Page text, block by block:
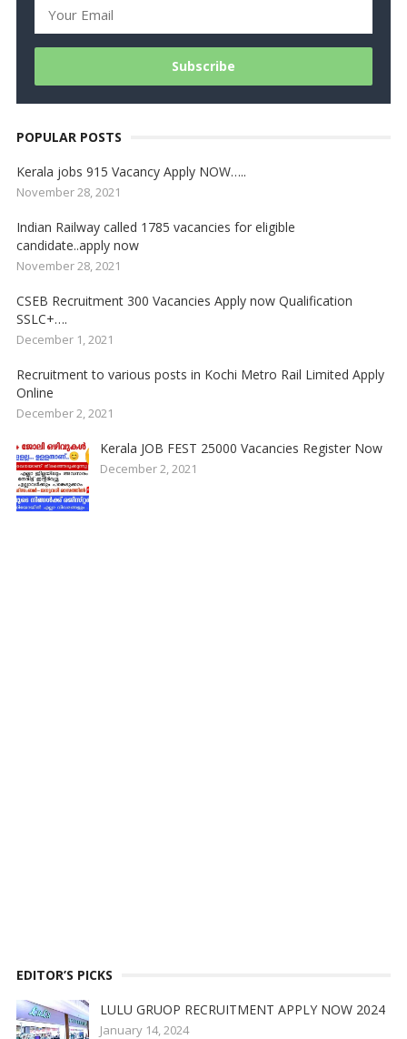
POPULAR POSTS
Kerala jobs 915 Vacancy Apply NOW…..
November 28, 2021
Indian Railway called 1785 vacancies for eligible
candidate..apply now
November 28, 2021
CSEB Recruitment 300 Vacancies Apply now Qualification
SSLC+….
December 1, 2021
Recruitment to various posts in Kochi Metro Rail Limited Apply
Online
December 2, 2021
Kerala JOB FEST 25000 Vacancies Register Now
December 2, 2021
EDITOR’S PICKS
LULU GRUOP RECRUITMENT APPLY NOW 2024
January 14, 2024